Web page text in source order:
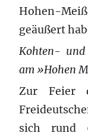
Hohen-
geäußert
Kohten- und
am »Hohen
Zur Feier
sich rund